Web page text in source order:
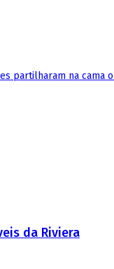
partilharam na cama
da Riviera